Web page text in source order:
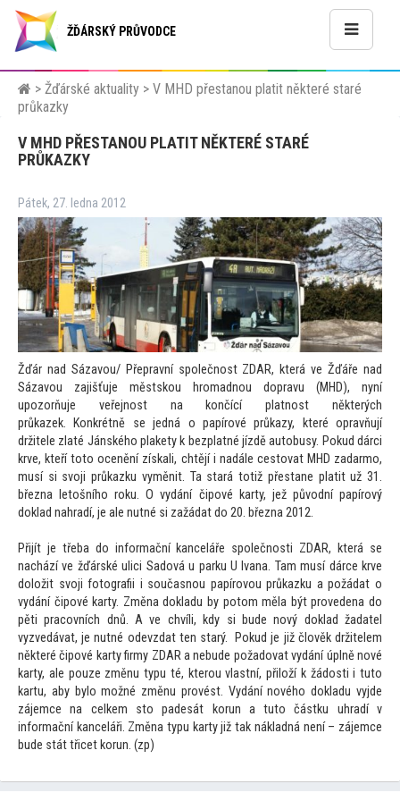
ŽĎÁRSKÝ PRŮVODCE
> Žďárské aktuality > V MHD přestanou platit některé staré
průkazky
V MHD PŘESTANOU PLATIT NĚKTERÉ STARÉ
PRŮKAZKY
Pátek, 27. ledna 2012
Žďár nad Sázavou/ Přepravní společnost ZDAR, která ve Žďáře nad
Sázavou zajišťuje městskou hromadnou dopravu (MHD), nyní
upozorňuje veřejnost na končící platnost některých
průkazek. Konkrétně se jedná o papírové průkazy, které opravňují
držitele zlaté Jánského plakety k bezplatné jízdě autobusy. Pokud dárci
krve, kteřítoto ocenění získali, chtějí i nadále cestovat MHD zadarmo,
musí si svoji průkazku vyměnit. Ta starátotiž přestane platit už 31.
března letošního roku. O vydání čipové karty, jež původní papírový
doklad nahradí, je ale nutné si zažádat do 20. března 2012.
Přijít je třeba do informační kanceláře společnosti ZDAR, která se
nachází ve žďárské ulici Sadová u parku U Ivana. Tam musí dárce krve
doložit svoji fotografii i současnou papírovou průkazku a požádat o
vydání čipové karty. Změna dokladu by potom měla být provedena do
pěti pracovních dnů. A ve chvíli, kdy si bude nový doklad žadatel
vyzvedávat, je nutné odevzdat ten starý. Pokud je již člověk držitelem
některé čipové karty firmy ZDAR a nebude požadovat vydání úplně nové
karty, ale pouze změnu typu té, kterou vlastní, přiloží k žádosti i tuto
kartu, aby bylo možné změnu provést. Vydání nového dokladu vyjde
zájemce na celkem sto padesát korun a tuto částku uhradí v
informační kanceláři. Změna typu karty již tak nákladná není – zájemce
bude stát třicet korun. (zp)